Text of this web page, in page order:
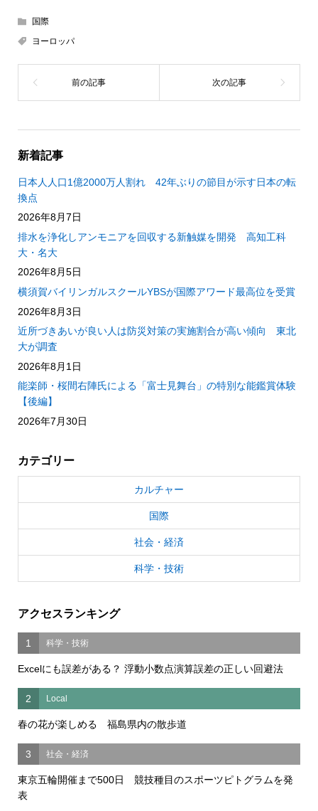
国際
ヨーロッパ
新着記事
日本人人口1億2000万人割れ 42年ぶりの節目が示す日本の転
換点
2026年8月7日
排水を浄化しアンモニアを回収する新触媒を開発 高知工科
大・名大
2026年8月5日
横須賀バイリンガルスクールYBSが国際アワード最高位を受賞
2026年8月3日
近所づきあいが良い人は防災対策の実施割合が高い傾向 東北
大が調査
2026年8月1日
能楽師・桜間右陣氏による「富士見舞台」の特別な能鑑賞体験
【後編】
2026年7月30日
カテゴリー
カルチャー
国際
社会・経済
科学・技術
アクセスランキング
1 科学・技術
Excelにも誤差がある？ 浮動小数点演算誤差の正しい回避法
2 Local
春の花が楽しめる 福島県内の散歩道
3 社会・経済
東京五輪開催まで500日 競技種目のスポーツピトグラムを発
表